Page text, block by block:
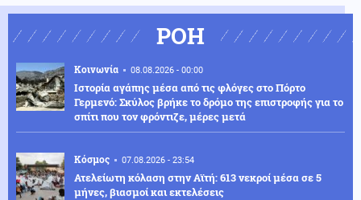
ΡΟΗ
Κοινωνία 08.08.2026 - 00:00
Ιστορία αγάπης μέσα από τις φλόγες στο Πόρτο
Γερμενό: Σκύλος βρήκε το δρόμο της επιστροφής για το
σπίτι που τον φρόντιζε, μέρες μετά
Κόσμος 07.08.2026 - 23:54
Ατελείωτη κόλαση στην Αϊτή: 613 νεκροί μέσα σε 5
μήνες, βιασμοί και εκτελέσεις